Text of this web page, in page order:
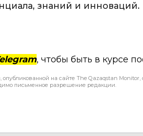
знаний и инноваций.
, чтобы быть в курсе
опубликованной на сайте The Qazaqstan
письменное разрешение редакции.